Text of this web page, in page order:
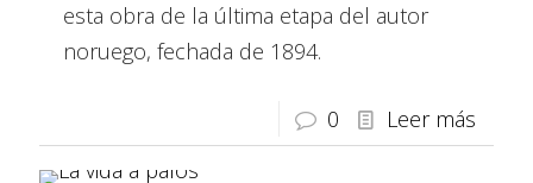
esta obra de la última etapa del autor
noruego, fechada de 1894.
0 Leer más